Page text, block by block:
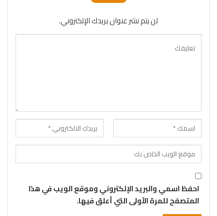
لن يتم نشر عنوان بريدك الإلكتروني.
احفظ اسمي والبريد الإلكتروني وموقع الويب في هذا
المتصفح للمرة الأولى التي أعلق فيها.